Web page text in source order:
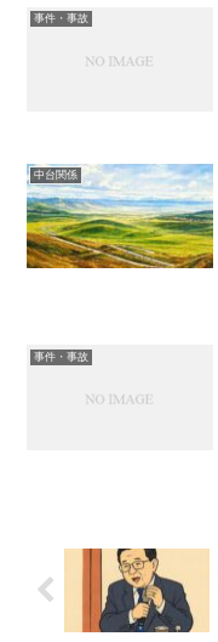
事件・事故
中台関係
事件・事故